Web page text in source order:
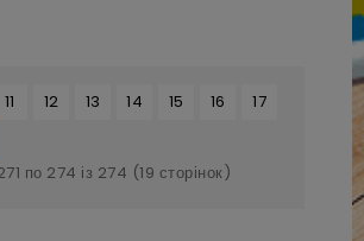
11 12 13 14 15 16
17
по 274 із 274 (19 сторінок)